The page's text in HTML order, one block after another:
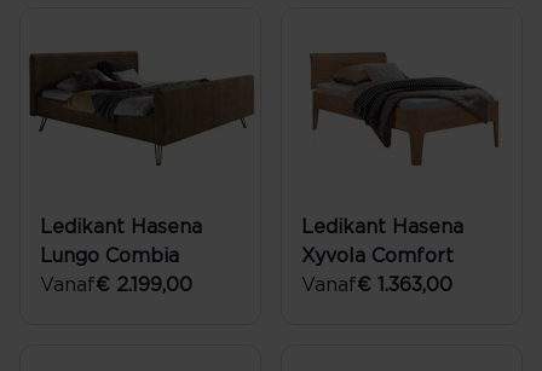
Ledikant Hasena
Lungo Combia
Vanaf€ 2.199,00
Ledikant Hasena
Xyvola Comfort
Vanaf€ 1.363,00